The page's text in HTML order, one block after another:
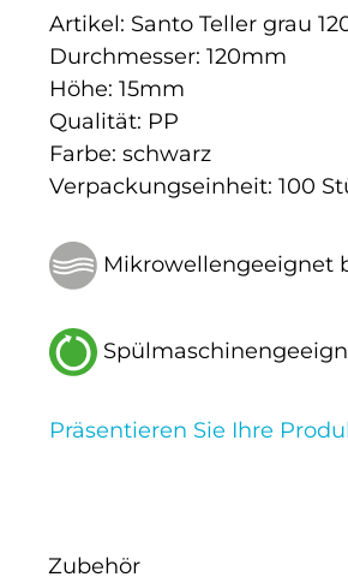
Artikel: Santo Teller grau
Durchmesser: 120mm
Höhe: 15mm
Qualität: PP
Farbe: schwarz
Verpackungseinheit: 100
Mikrowellengeeignet
Präsentieren Sie Ihre
Zubehör